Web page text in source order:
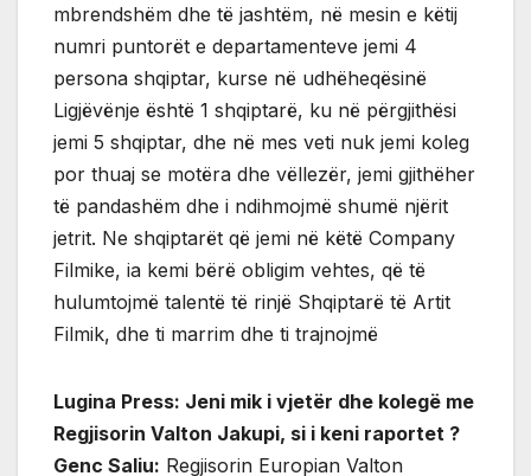
mbrendshëm dhe të jashtëm, në mesin e këtij
numri puntorët e departamenteve jemi 4
persona shqiptar, kurse në udhëheqësinë
Ligjëvënje është 1 shqiptarë, ku në përgjithësi
jemi 5 shqiptar, dhe në mes veti nuk jemi koleg
por thuaj se motëra dhe vëllezër, jemi gjithëher
të pandashëm dhe i ndihmojmë shumë njërit
jetrit. Ne shqiptarët që jemi në këtë Company
Filmike, ia kemi bërë obligim vehtes, që të
hulumtojmë talentë të rinjë Shqiptarë të Artit
Filmik, dhe ti marrim dhe ti trajnojmë
Lugina Press: Jeni mik i vjetër dhe kolegë me
Regjisorin Valton Jakupi, si i keni raportet ?
Genc Saliu: Regjisorin Europian Valton